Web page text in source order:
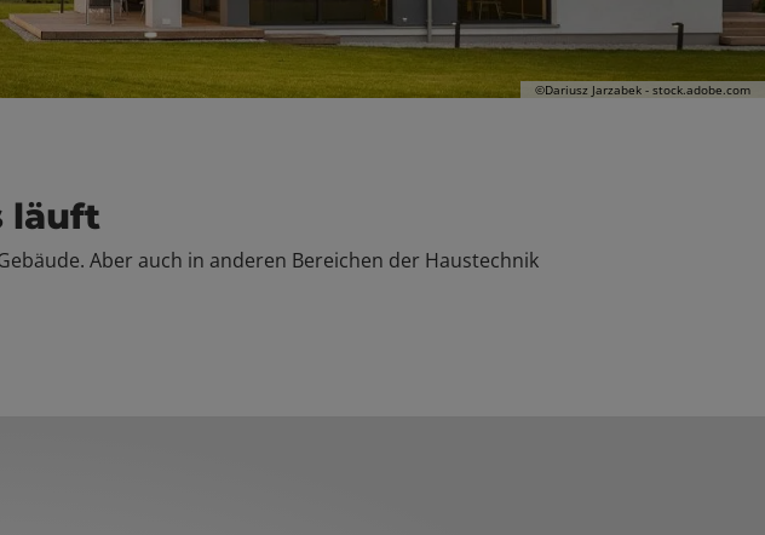
©Dariusz Jarzabek - stock.adobe.com
läuft
Aber auch in anderen Bereichen der Haustechnik